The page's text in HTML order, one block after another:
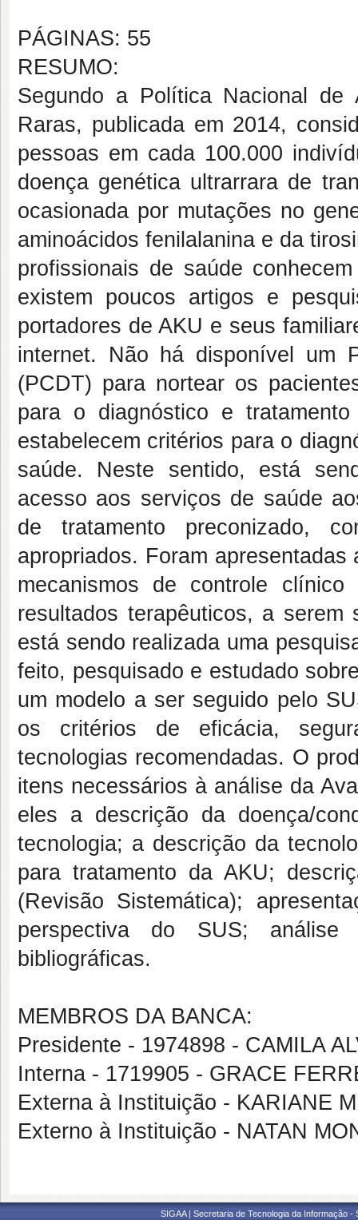
PÁGINAS: 55
RESUMO:
Segundo a Política Nacional de
Raras, publicada em 2014,
pessoas em cada 100.000
doença genética ultrarrara de
ocasionada por mutações no
aminoácidos fenilalanina e da
profissionais de saúde
existem poucos artigos e
portadores de AKU e seus
internet. Não há disponível um
(PCDT) para nortear os
para o diagnóstico e
estabelecem critérios para o
saúde. Neste sentido, está
acesso aos serviços de saúde
de tratamento preconizado,
apropriados. Foram
mecanismos de controle
resultados terapêuticos, a
está sendo realizada uma
feito, pesquisado e estudado
um modelo a ser seguido pelo
os critérios de eficácia,
tecnologias recomendadas. O
itens necessários à análise da
eles a descrição da doença/
tecnologia; a descrição da
para tratamento da AKU;
(Revisão Sistemática);
perspectiva do SUS; análise
bibliográficas.
MEMBROS DA BANCA:
Presidente - 1974898 - CAMILA
Interna - 1719905 - GRACE
Externa à Instituição - KARIANE
Externo à Instituição - NATAN
SIGAA | Secretaria de Tecnologia da Informação